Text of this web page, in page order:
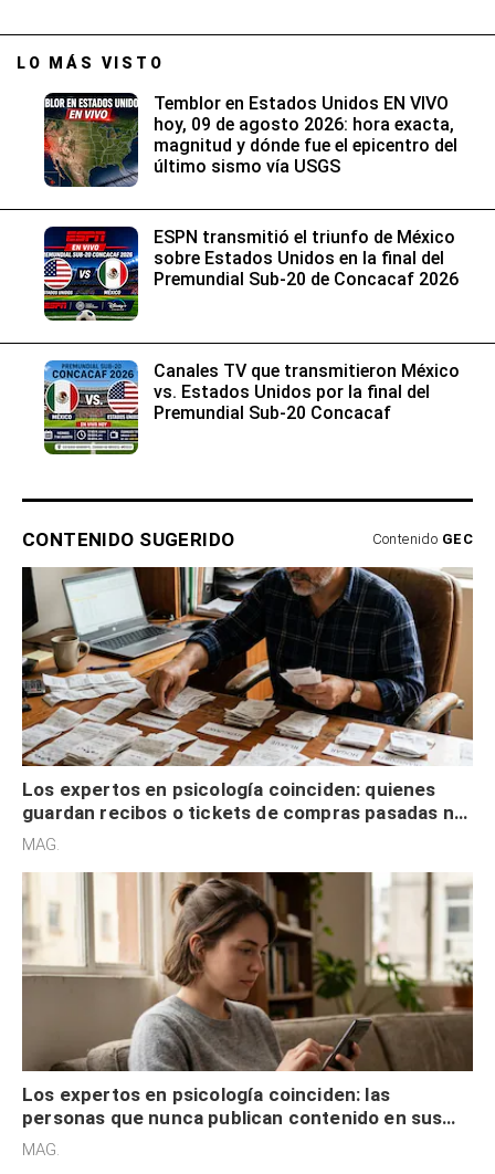
LO MÁS VISTO
Temblor en Estados Unidos EN VIVO
hoy, 09 de agosto 2026: hora exacta,
magnitud y dónde fue el epicentro del
último sismo vía USGS
ESPN transmitió el triunfo de México
sobre Estados Unidos en la final del
Premundial Sub-20 de Concacaf 2026
Canales TV que transmitieron México
vs. Estados Unidos por la final del
Premundial Sub-20 Concacaf
CONTENIDO SUGERIDO Contenido GEC
Los expertos en psicología coinciden: quienes
guardan recibos o tickets de compras pasadas no
son acumuladores, sino que tienen necesidad de
MAG.
Los expertos en psicología coinciden: las
personas que nunca publican contenido en sus
redes sociales no pretenden buscar validación
MAG.